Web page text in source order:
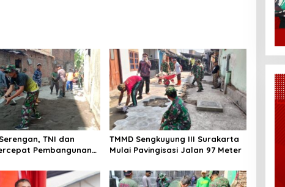
TNI dan
Pembangunan
TMMD Sengkuyung III Surakarta
Mulai Pavingisasi Jalan 97 Meter